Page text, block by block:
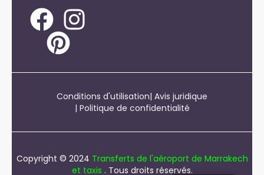
Conditions d'utilisation| Avis juridique
| Politique de confidentialité
Copyright © 2024 Transferts de l'aéroport de Marrakech
et taxis . Tous droits réservés.